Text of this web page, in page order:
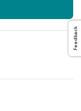
Feedback